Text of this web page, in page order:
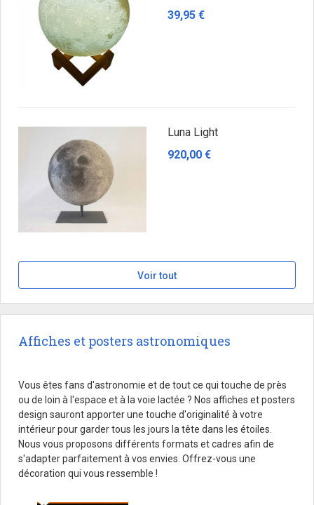
39,95 €
Luna Light
920,00 €
Voir tout
Affiches et posters astronomiques
Vous êtes fans d'astronomie et de tout ce qui touche de près
ou de loin à l'espace et à la voie lactée ? Nos affiches et posters
design sauront apporter une touche d'originalité à votre
intérieur pour garder tous les jours la tête dans les étoiles.
Nous vous proposons différents formats et cadres afin de
s'adapter parfaitement à vos envies. Offrez-vous une
décoration qui vous ressemble !